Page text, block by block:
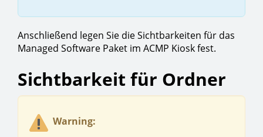
Anschließend legen Sie die Sichtbarkeiten für das
Managed Software Paket im ACMP Kiosk fest.
Sichtbarkeit für Ordner
Warning: